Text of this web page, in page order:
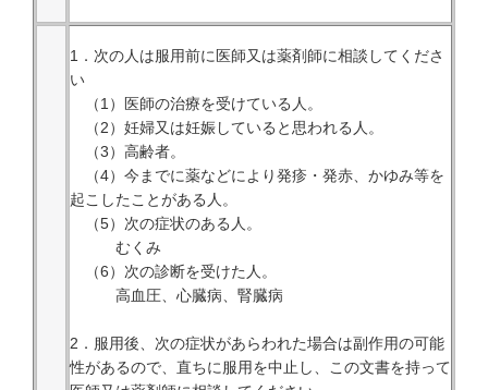
1．次の人は服用前に医師又は薬剤師に相談してくださ
い
（1）医師の治療を受けている人。
（2）妊婦又は妊娠していると思われる人。
（3）高齢者。
（4）今までに薬などにより発疹・発赤、かゆみ等を
起こしたことがある人。
（5）次の症状のある人。
むくみ
（6）次の診断を受けた人。
高血圧、心臓病、腎臓病
2．服用後、次の症状があらわれた場合は副作用の可能
性があるので、直ちに服用を中止し、この文書を持って